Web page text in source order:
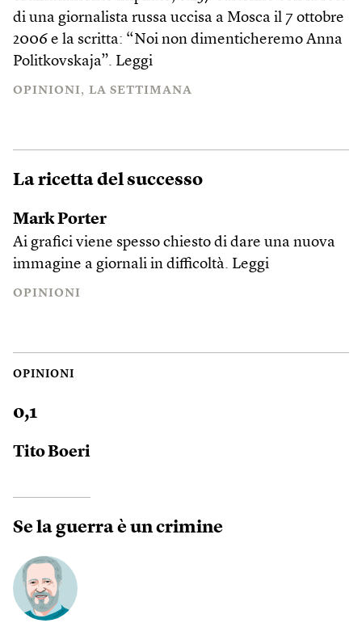
di una giornalista russa uccisa a Mosca il 7 ottobre
2006 e la scritta: “Noi non dimenticheremo Anna
Politkovskaja”. Leggi
OPINIONI LA SETTIMANA
La ricetta del successo
Mark Porter
Ai grafici viene spesso chiesto di dare una nuova
immagine a giornali in difficoltà. Leggi
OPINIONI
OPINIONI
0,1
Tito Boeri
Se la guerra è un crimine